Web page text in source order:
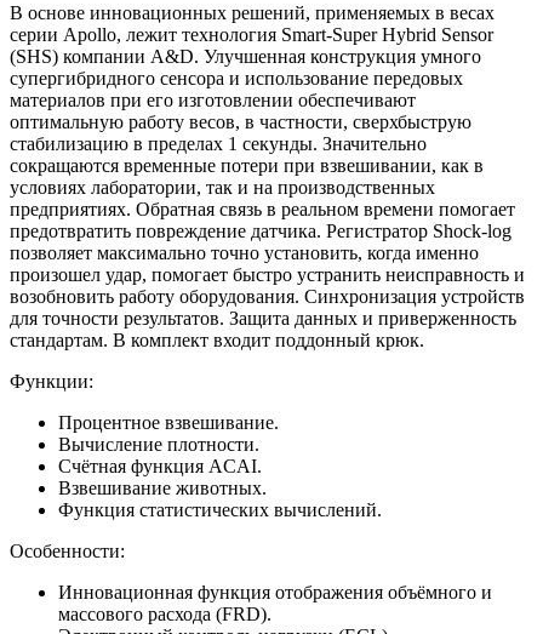
В основе инновационных решений, применяемых в весах
серии Apollo, лежит технология Smart-Super Hybrid Sensor
(SHS) компании A&D. Улучшенная конструкция умного
супергибридного сенсора и использование передовых
материалов при его изготовлении обеспечивают
оптимальную работу весов, в частности, сверхбыструю
стабилизацию в пределах 1 секунды. Значительно
сокращаются временные потери при взвешивании, как в
условиях лаборатории, так и на производственных
предприятиях. Обратная связь в реальном времени помогает
предотвратить повреждение датчика. Регистратор Shock-log
позволяет максимально точно установить, когда именно
произошел удар, помогает быстро устранить неисправность и
возобновить работу оборудования. Синхронизация устройств
для точности результатов. Защита данных и приверженность
стандартам. В комплект входит поддонный крюк.
Функции:
Процентное взвешивание.
Вычисление плотности.
Счётная функция ACAI.
Взвешивание животных.
Функция статистических вычислений.
Особенности:
Инновационная функция отображения объёмного и
массового расхода (FRD).